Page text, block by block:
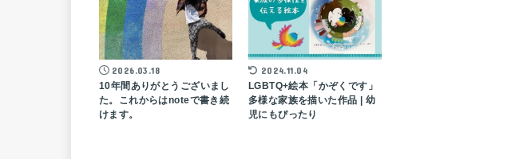
2026.03.18
10年間ありがとうございまし
た。これからはnoteで書き続
けます。
2024.11.04
LGBTQ+絵本「かぞくです」
多様な家族を描いた作品 | 幼
児にもぴったり